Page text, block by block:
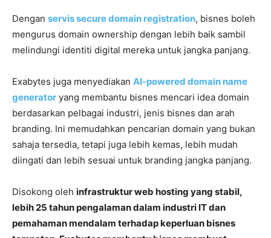
Dengan servis secure domain registration, bisnes boleh
mengurus domain ownership dengan lebih baik sambil
melindungi identiti digital mereka untuk jangka panjang.
Exabytes juga menyediakan AI-powered domain name
generator yang membantu bisnes mencari idea domain
berdasarkan pelbagai industri, jenis bisnes dan arah
branding. Ini memudahkan pencarian domain yang bukan
sahaja tersedia, tetapi juga lebih kemas, lebih mudah
diingati dan lebih sesuai untuk branding jangka panjang.
Disokong oleh infrastruktur web hosting yang stabil,
lebih 25 tahun pengalaman dalam industri IT dan
pemahaman mendalam terhadap keperluan bisnes